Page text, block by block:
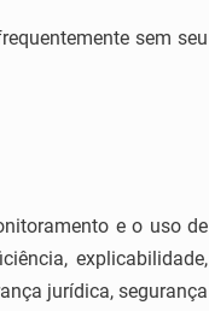
sem seu
e o uso de
explicabilidade,
jurídica, segurança